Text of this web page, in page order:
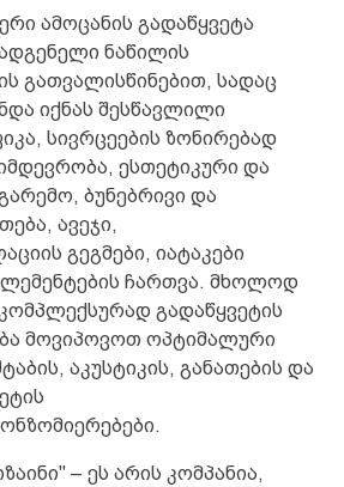
ამოცანის გადაწყვეტა
ნაწილის
გათვალისწინებით, სადაც
იქნას შესწავლილი
სივრცეების ზონირებად
ესთეტიკური და
ბუნებრივი და
ავეჯი,
გეგმები, იატაკები
ჩართვა. მხოლოდ
გადაწყვეტის
მოვიპოვოთ ოპტიმალური
აკუსტიკის, განათების და
– ეს არის კომპანია,